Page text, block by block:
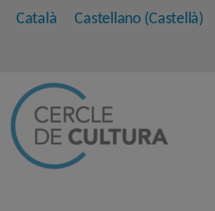
Català Castellano (Castellà)